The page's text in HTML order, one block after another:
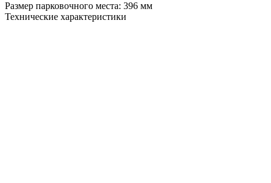
Размер парковочного места: 396 мм
Технические характеристики